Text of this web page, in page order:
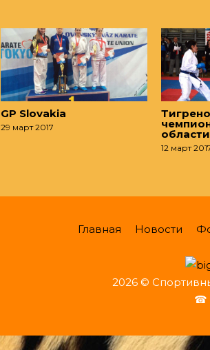
GP Slovakia
29 март 2017
12 март
Главная Новости
2026 ©
☎